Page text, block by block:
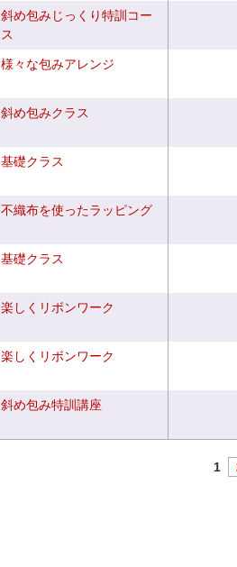
斜め包みじっくり特訓コー
ス
様々な包みアレンジ
斜め包みクラス
基礎クラス
不織布を使ったラッピング
基礎クラス
楽しくリボンワーク
楽しくリボンワーク
斜め包み特訓講座
1